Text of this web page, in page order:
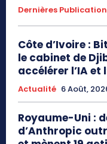
Dernières
Côte d’Ivoire :
le cabinet de
accélérer l’IA et
Actualité 6 Août,
Royaume-Uni :
d’Anthropic